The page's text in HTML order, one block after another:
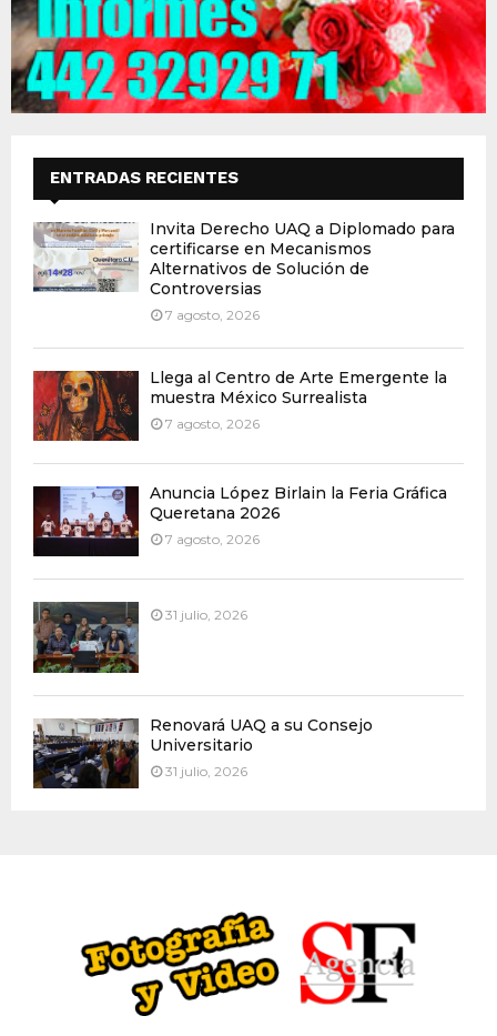
ENTRADAS RECIENTES
Invita Derecho UAQ a Diplomado para
certificarse en Mecanismos
Alternativos de Solución de
Controversias
7 agosto, 2026
Llega al Centro de Arte Emergente la
muestra México Surrealista
7 agosto, 2026
Anuncia López Birlain la Feria Gráfica
Queretana 2026
7 agosto, 2026
31 julio, 2026
Renovará UAQ a su Consejo
Universitario
31 julio, 2026